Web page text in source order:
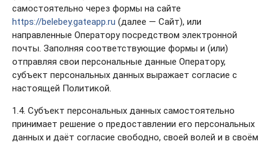
самостоятельно через формы на сайте
https://belebey.gateapp.ru (далее — Сайт), или
направленные Оператору посредством электронной
почты. Заполняя соответствующие формы и (или)
отправляя свои персональные данные Оператору,
субъект персональных данных выражает согласие с
настоящей Политикой.
1.4. Субъект персональных данных самостоятельно
принимает решение о предоставлении его персональных
данных и даёт согласие свободно, своей волей и в своём